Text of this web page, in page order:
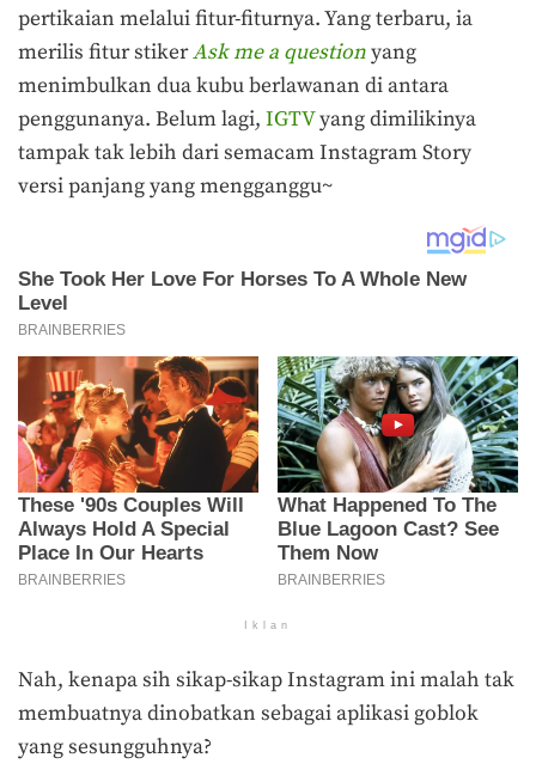
pertikaian melalui fitur-fiturnya. Yang terbaru, ia
merilis fitur stikerAsk me a questionyang
menimbulkan dua kubu berlawanan di antara
penggunanya. Belum lagi, IGTVyang dimilikinya
tampak tak lebih dari semacam Instagram Story
versi panjang yang mengganggu~
Iklan
Nah, kenapa sih sikap-sikap Instagram ini malah tak
membuatnya dinobatkan sebagai aplikasi goblok
yang sesungguhnya?